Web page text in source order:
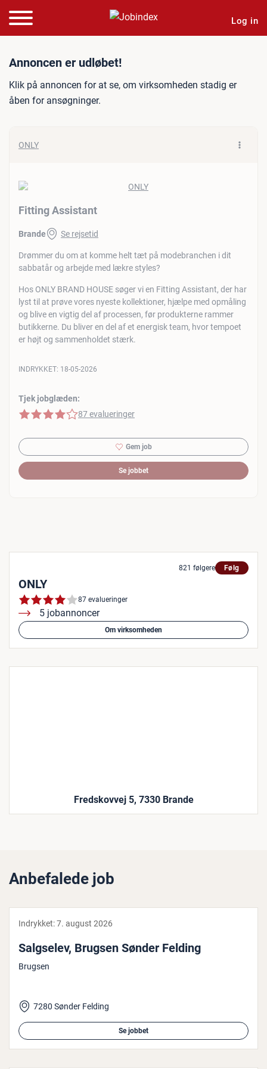
Log in
Jobannonce: Fitting
Annoncen er udløbet!
Klik på annoncen for at se, om virksomheden stadig er
åben for ansøgninger.
ONLY
Fitting Assistant
Brande Se rejsetid
Drømmer du om at komme helt tæt på modebranchen i dit
sabbatår og arbejde med lækre styles?
Hos ONLY BRAND HOUSE søger vi en Fitting Assistant, der har
lyst til at prøve vores nyeste kollektioner, hjælpe med opmåling
og blive en vigtig del af processen, før produkterne rammer
butikkerne. Du bliver en del af et energisk team, hvor tempoet
er højt og sammenholdet stærk.
Tjek jobglæden:
4 af 5 stjerner
87 evalueringer
INDRYKKET: 18-05-2026
Gem job
Se jobbet
821 følgere Følg
ONLY
87 evalueringer
5 jobannoncer
Om virksomheden
Fredskovvej 5, 7330 Brande
Anbefalede job
Indrykket:7. august 2026
Salgselev, Brugsen Sønder Felding
Brugsen
7280 Sønder Felding
Se jobbet